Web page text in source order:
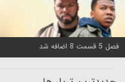
فصل 5 قسمت 8 اضافه شد